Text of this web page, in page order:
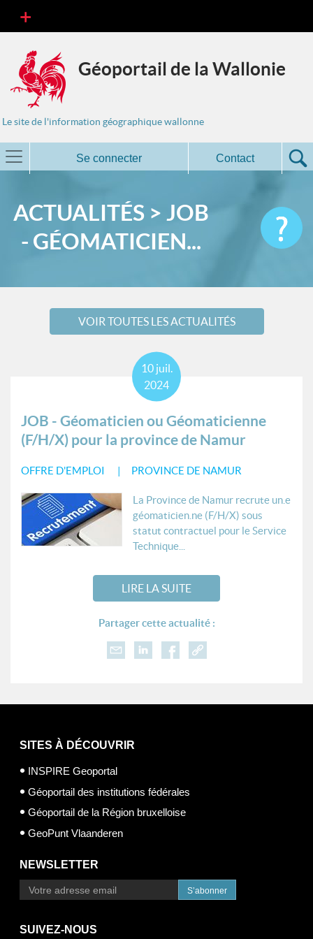
Géoportail de la Wallonie
Le site de l'information géographique wallonne
Se connecter Contact
ACTUALITÉS > JOB
- GÉOMATICIEN...
VOIR TOUTES LES ACTUALITÉS
JOB - Géomaticien ou Géomaticienne
(F/H/X) pour la province de Namur
OFFRE D'EMPLOI PROVINCE DE NAMUR
10 juil.
2024
La Province de Namur recrute un.e
géomaticien.ne (F/H/X) sous
statut contractuel pour le Service
Technique...
LIRE LA SUITE
Partager cette actualité :
SITES À DÉCOUVRIR
INSPIRE Geoportal
Géoportail des institutions fédérales
Géoportail de la Région bruxelloise
GeoPunt Vlaanderen
NEWSLETTER
S’abonner
SUIVEZ-NOUS